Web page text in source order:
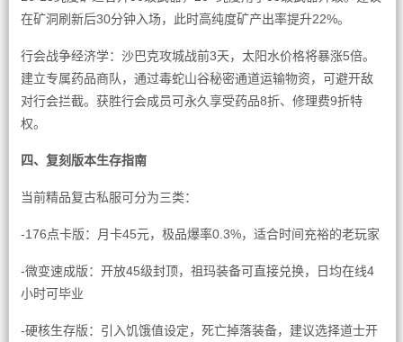
在矿洞刷新后30分钟入场，此时高纯度矿产出率提升22%。
行会战争经济学：沙巴克攻城战前3天，太阳水价格将暴涨5倍。
建立专属药品商队，通过毒蛇山谷秘密通道运输物资，可避开敌
对行会拦截。获胜行会成员可永久享受药品8折、修理费9折特
权。
四、复刻版本生存指南
当前精品复古私服可分为三类：
-176点卡版：月卡45元，极品爆率0.3%，适合时间充裕的老玩家
-微变速成版：开放45级封顶，祖玛装备可直接兑换，日均在线4
小时可毕业
-硬核生存版：引入饥饿值设定，死亡掉落装备，建议选择道士开